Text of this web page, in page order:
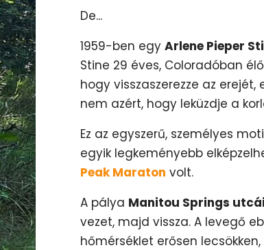
De...
1959-ben egy Arlene Pieper
Stine 29 éves, Coloradóban
hogy visszaszerezze az
nem azért, hogy leküzdje a
Ez az egyszerű, személyes
egyik legkeményebb
Peak Maraton volt.
A pálya Manitou Springs
vezet, majd vissza. A levegő
hőmérséklet erősen